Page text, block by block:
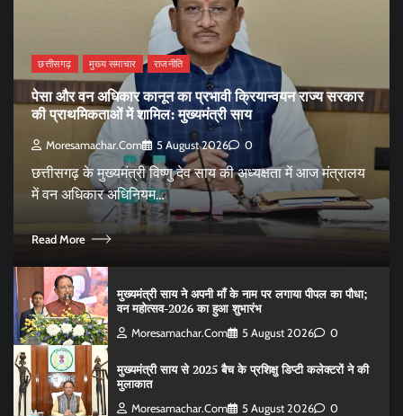
छत्तीसगढ़ मुख्य समाचार राजनीति
पेसा और वन अधिकार कानून का प्रभावी क्रियान्वयन राज्य सरकार
की प्राथमिकताओं में शामिल: मुख्यमंत्री साय
Moresamachar.com 5 August 2026 0
छत्तीसगढ़ के मुख्यमंत्री विष्णु देव साय की अध्यक्षता में आज मंत्रालय
में वन अधिकार अधिनियम…
Read More
मुख्यमंत्री साय ने अपनी माँ के नाम पर लगाया पीपल का पौधा;
वन महोत्सव-2026 का हुआ शुभारंभ
Moresamachar.com 5 August 2026 0
मुख्यमंत्री साय से 2025 बैच के प्रशिक्षु डिप्टी कलेक्टरों ने की
मुलाकात
Moresamachar.com 5 August 2026 0